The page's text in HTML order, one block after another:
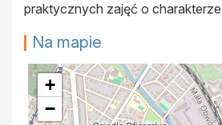
praktycznych zajęć o
Na mapie
+
−